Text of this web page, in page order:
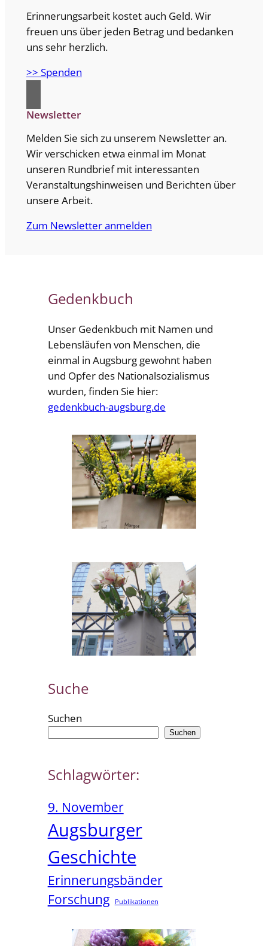
Erinnerungsarbeit kostet auch Geld. Wir
freuen uns über jeden Betrag und bedanken
uns sehr herzlich.
>> Spenden
Newsletter
Melden Sie sich zu unserem Newsletter an.
Wir verschicken etwa einmal im Monat
unseren Rundbrief mit interessanten
Veranstaltungshinweisen und Berichten über
unsere Arbeit.
Zum Newsletter anmelden
Gedenkbuch
Unser Gedenkbuch mit Namen und
Lebensläufen von Menschen, die
einmal in Augsburg gewohnt haben
und Opfer des Nationalsozialismus
wurden, finden Sie hier:
gedenkbuch-augsburg.de
Suche
Suchen
Suchen
Schlagwörter:
9. November
Augsburger
Geschichte
Erinnerungsbänder
Forschung
Publikationen